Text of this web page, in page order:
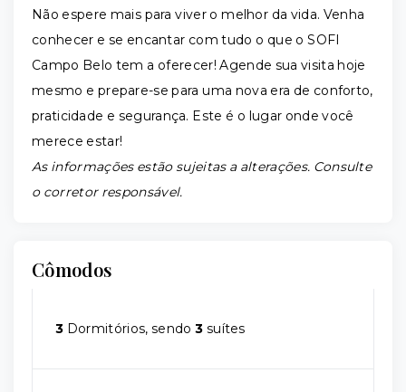
Não espere mais para viver o melhor da vida. Venha
conhecer e se encantar com tudo o que o SOFI
Campo Belo tem a oferecer! Agende sua visita hoje
mesmo e prepare-se para uma nova era de conforto,
praticidade e segurança. Este é o lugar onde você
merece estar!
As informações estão sujeitas a alterações. Consulte
o corretor responsável.
Cômodos
3 Dormitórios, sendo3 suítes